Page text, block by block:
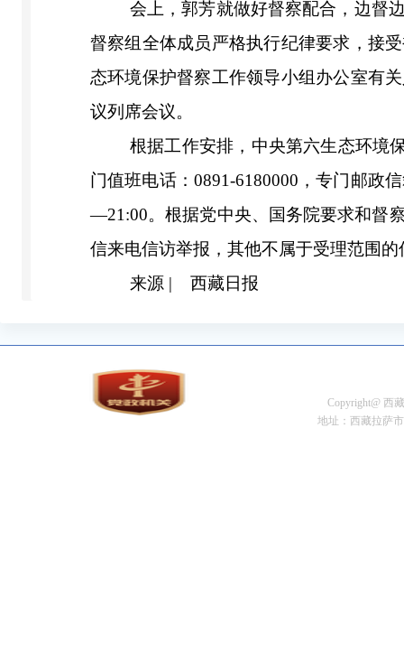
会上，郭芳就做好督察配合，边督
督察组全体成员严格执行纪律要求，接
态环境保护督察工作领导小组办公室有
议列席会议。
根据工作安排，中央第六生态环境
门值班电话：0891-6180000，专门邮政
—21:00。根据党中央、国务院要求和督
信来电信访举报，其他不属于受理范围
来源 | 西藏日报
Copyright@ 西
地址：西藏拉萨